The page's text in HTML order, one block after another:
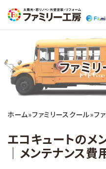
ファミ
ホーム»ファミリースクール»フ
エコキュートのメ
｜メンテナンス費